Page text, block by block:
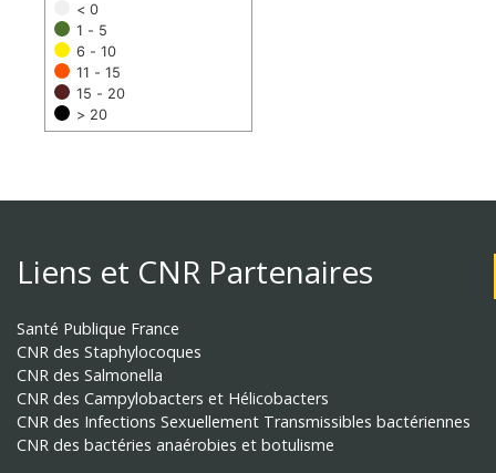
< 0
1 - 5
6 - 10
11 - 15
15 - 20
> 20
Liens et CNR Partenaires
Santé Publique France
CNR des Staphylocoques
CNR des Salmonella
CNR des Campylobacters et Hélicobacters
CNR des Infections Sexuellement Transmissibles bactériennes
CNR des bactéries anaérobies et botulisme